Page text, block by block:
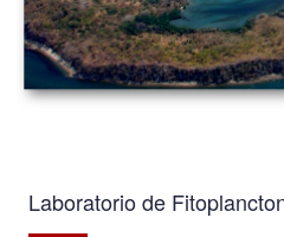
Laboratorio de